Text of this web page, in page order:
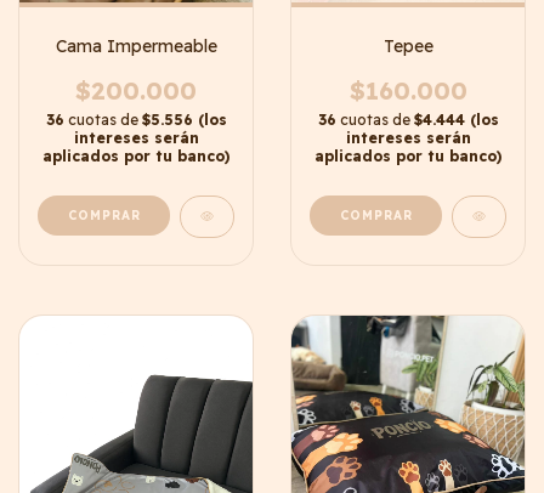
Cama Impermeable
$200.000
36 cuotas de $5.556 (los
intereses serán
aplicados por tu banco)
COMPRAR
Tepee
$160.000
36 cuotas de $4.444 (los
intereses serán
aplicados por tu banco)
COMPRAR